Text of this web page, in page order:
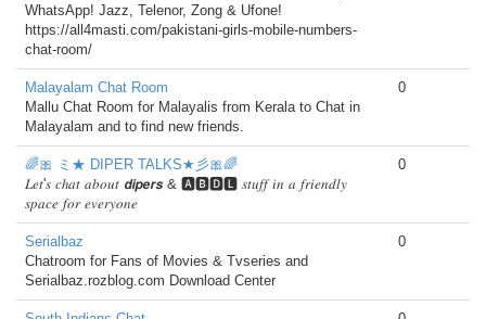
WhatsApp! Jazz, Telenor, Zong & Ufone!
https://all4masti.com/pakistani-girls-mobile-numbers-
chat-room/
Malayalam Chat Room
Mallu Chat Room for Malayalis from Kerala to Chat in
Malayalam and to find new friends.
0
🌈🎀 ミ★ DIPER TALKS★彡🎀🌈
𝐿𝑒𝑡'𝑠 𝑐ℎ𝑎𝑡 𝑎𝑏𝑜𝑢𝑡 𝙙𝙞𝙥𝙚𝙧𝙨 & 🅰🅱🅳🅻 𝑠𝑡𝑢𝑓𝑓 𝑖𝑛 𝑎 𝑓𝑟𝑖𝑒𝑛𝑑𝑙𝑦
𝑠𝑝𝑎𝑐𝑒 𝑓𝑜𝑟 𝑒𝑣𝑒𝑟𝑦𝑜𝑛𝑒
0
Serialbaz
Chatroom for Fans of Movies & Tvseries and
Serialbaz.rozblog.com Download Center
0